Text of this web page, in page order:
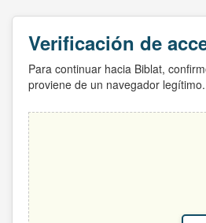
Verificación de
Para continuar hacia Biblat,
proviene de un navegador legítimo.